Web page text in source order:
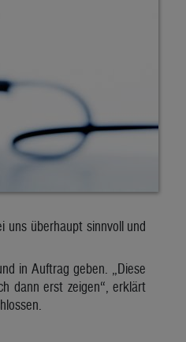
uns überhaupt sinnvoll und
in Auftrag geben. „Diese
dann erst zeigen“, erklärt